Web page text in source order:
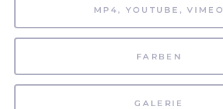
MP4, YOUTUBE, VIMEO
FARBEN
GALERIE